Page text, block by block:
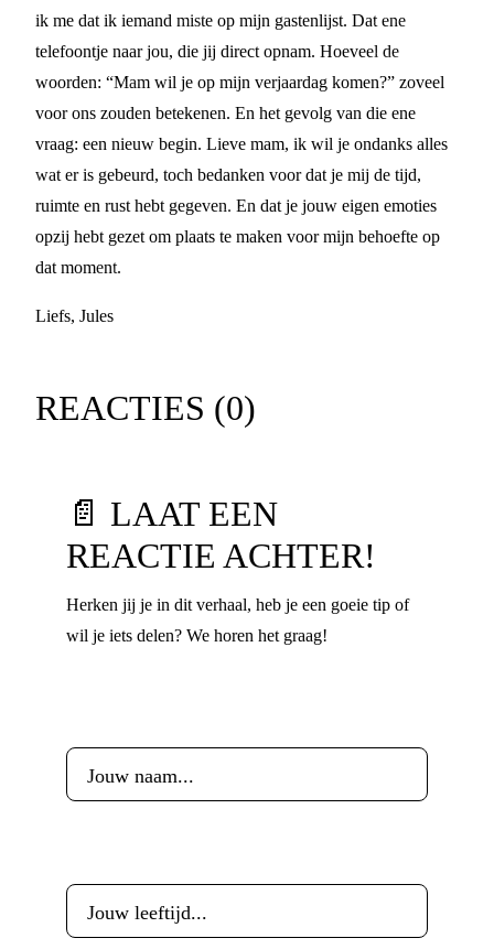
ik me dat ik iemand miste op mijn gastenlijst. Dat ene
telefoontje naar jou, die jij direct opnam. Hoeveel de
woorden: “Mam wil je op mijn verjaardag komen?” zoveel
voor ons zouden betekenen. En het gevolg van die ene
vraag: een nieuw begin. Lieve mam, ik wil je ondanks alles
wat er is gebeurd, toch bedanken voor dat je mij de tijd,
ruimte en rust hebt gegeven. En dat je jouw eigen emoties
opzij hebt gezet om plaats te maken voor mijn behoefte op
dat moment.
Liefs, Jules
REACTIES (0)
📄 LAAT EEN
REACTIE ACHTER!
Herken jij je in dit verhaal, heb je een goeie tip of
wil je iets delen? We horen het graag!